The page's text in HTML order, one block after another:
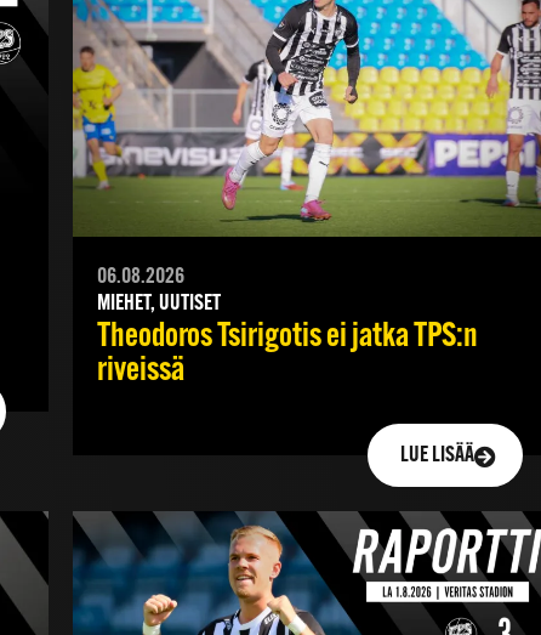
06.08.2026
MIEHET, UUTISET
Theodoros Tsirigotis ei jatka TPS:n
riveissä
LUE LISÄÄ